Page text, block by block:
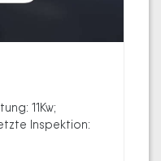
11Kw;
Inspektion: